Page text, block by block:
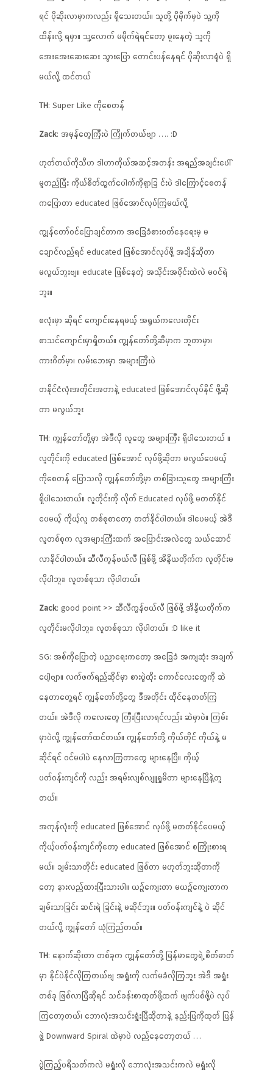
ရင် ပိုဆိုးလာမှာကလည်း ရှိသေးတယ်။ သူတို့ ပိုမိုက်မှပဲ သူ့ကို
ထိန်းလို့ ရမှာ။ သူ့လောက် မမိုက်ရဲရင်တော့ မူးနေတဲ့ သူကို
အေးအေးဆေးဆေး သွားပြော တောင်းပန်နေရင် ပိုဆိုးလာရုံပဲ ရှိ
မယ်လို့ ထင်တယ်
TH: Super Like ကိုစေတန်
Zack: အမှန်တွေကြီးပဲ ကြိုက်တယ်ဗျာ …. :D
ဟုတ်တယ်ကိုသီဟ ဒါဟာကိုယ်အဆင့်အတန်း အရည်အချင်းပေါ်
မူတည်ပြီး ကိုယ်စိတ်ထွက်ပေါက်ကိုရှာခြ င်းပဲ ဒါကြောင့်စေတန်
ကပြောတာ educated ဖြစ်အောင်လုပ်ကြမယ်လို့
ကျွန်တော်ဝင်ပြောချင်တာက အခြေခံစားဝတ်နေရေးမှ မ
ချောင်လည်ရင် educated ဖြစ်အောင်လုပ်ဖို့ အချိန်ဆိုတာ
မလွယ်ဘူးဗျ။ educate ဖြစ်နေတဲ့ အသိုင်းအဝိုင်းထဲလဲ မဝင်ရဲ
ဘူး။
စလုံးမှာ ဆိုရင် ကျောင်းနေရမယ့် အရွယ်ကလေးတိုင်း
စာသင်ကျောင်းမှာရှိတယ်။ ကျွန်တော်တို့ဆီမှာက ဘူတာမှာ၊
ကားဂိတ်မှာ၊ လမ်းဘေးမှာ အများကြီးပဲ
တနိုင်ငံလုံးအတိုင်းအတာနဲ့ educated ဖြစ်အောင်လုပ်နိုင် ဖို့ဆို
တာ မလွယ်ဘူး
TH: ကျွန်တော်တို့မှာ အဲဒီလို လူတွေ အများကြီး ရှိပါသေးတယ် ။
လူတိုင်းကို educated ဖြစ်အောင် လုပ်ဖို့ဆိုတာ မလွယ်ပေမယ့်
ကိုစေတန် ပြောသလို ကျွန်တော်တို့မှာ တစ်ခြားသူတွေ အများကြီး
ရှိပါသေးတယ်။ လူတိုင်းကို လိုက် Educated လုပ်ဖို့ မတတ်နိုင်
ပေမယ့် ကိုယ့်လူ တစ်စုစာတော့ တတ်နိုင်ပါတယ်။ ဒါပေမယ့် အဲဒီ
လူတစ်စုက လူအများကြီးထက် အပြောင်းအလဲတွေ သယ်ဆောင်
လာနိုင်ပါတယ်။ ဆီလီကွန်ဗယ်လီ ဖြစ်ဖို့ အိန္ဒိယတိုက်က လူတိုင်းမ
လိုပါဘူး၊ လူတစ်စုသာ လိုပါတယ်။
Zack: good point >> ဆီလီကွန်ဗယ်လီ ဖြစ်ဖို့ အိန္ဒိယတိုက်က
လူတိုင်းမလိုပါဘူး၊ လူတစ်စုသာ လိုပါတယ်။ :D like it
SG: အစ်ကိုပြောတဲ့ ပညာရေးကတော့ အခြေခံ အကျဆုံး အချက်
ပေါ့ဗျာ။ လက်ဖက်ရည်ဆိုင်မှာ စားပွဲထိုး ကောင်လေးတွေကို ဆဲ
နေတာတွေ့ရင် ကျွန်တော်တို့တွေ ဒီအတိုင်း ထိုင်နေတတ်ကြ
တယ်။ အဲဒီလို ကလေးတွေ ကြီးပြီးလာရင်လည်း ဆဲမှာပဲ။ ကြမ်း
မှာပဲလို့ ကျွန်တော်ထင်တယ်။ ကျွန်တော်တို့ ကိုယ်တိုင် ကိုယ်နဲ့ မ
ဆိုင်ရင် ဝင်မပါပဲ နေလာကြတာတွေ များနေပြီ။ ကိုယ့်
ပတ်ဝန်းကျင်ကို လည်း အရမ်းလျစ်လျူရှုမိတာ များနေပြီနဲ့တူ
တယ်။
အကုန်လုံးကို educated ဖြစ်အောင် လုပ်ဖို့ မတတ်နိုင်ပေမယ့်
ကိုယ့်ပတ်ဝန်းကျင်ကိုတော့ educated ဖြစ်အောင် စကြိုးစားရ
မယ်။ ချမ်းသာတိုင်း educated ဖြစ်တာ မဟုတ်ဘူးဆိုတာကို
တော့ နားလည်ထားပြီးသားပါ။ ယဉ်ကျေးတာ မယဉ်ကျေးတာက
ချမ်းသာခြင်း ဆင်းရဲ ခြင်းနဲ့ မဆိုင်ဘူး။ ပတ်ဝန်းကျင်နဲ့ ပဲ ဆိုင်
တယ်လို့ ကျွန်တော် ယုံကြည်တယ်။
TH: နောက်ဆိုးတာ တစ်ခုက ကျွန်တော်တို့ မြန်မာတွေရဲ့ စိတ်ဓာတ်
မှာ နိုင်ပဲနိုင်လိုကြတယ်ဗျ အရှုံးကို လက်မခံလိုကြဘူး အဲဒီ အရှုံး
တစ်ခု ဖြစ်လာပြီဆိုရင် သင်ခန်းစာထုတ်ဖို့ထက် ဖျက်ပစ်ဖို့ပဲ လုပ်
ကြတော့တယ်၊ ဘောလုံးအသင်းရှုံးပြီဆိုတာနဲ့ နည်းပြကိုထုတ် ပြန်
ဖွဲ့ Downward Spiral ထဲမှာပဲ လည်နေတော့တယ် …
ပွဲကြည့်ပရိသတ်ကလဲ မရှုံးလို ဘောလုံးအသင်းကလဲ မရှုံးလို